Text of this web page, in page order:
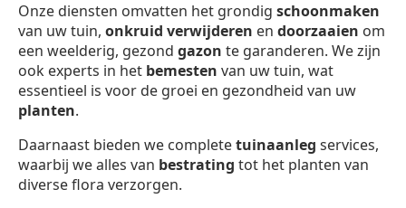
Onze diensten omvatten het grondig schoonmaken
van uw tuin, onkruid verwijderen en doorzaaien om
een weelderig, gezond gazon te garanderen. We zijn
ook experts in het bemesten van uw tuin, wat
essentieel is voor de groei en gezondheid van uw
planten.
Daarnaast bieden we completetuinaanleg services,
waarbij we alles van bestrating tot het planten van
diverse flora verzorgen.